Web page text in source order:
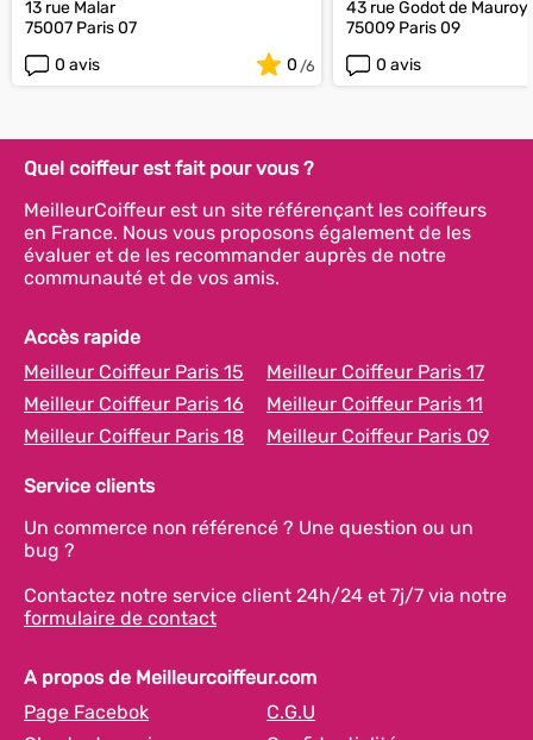
13 rue Malar
75007 Paris 07
0 avis
0
43 rue Godot de Mauroy
75009 Paris 09
0 avis
Quel coiffeur est fait pour vous ?
MeilleurCoiffeur est un site référençant les coiffeurs
en France. Nous vous proposons également de les
évaluer et de les recommander auprès de notre
communauté et de vos amis.
Accès rapide
Meilleur Coiffeur Paris 15
Meilleur Coiffeur Paris 17
Meilleur Coiffeur Paris 16
Meilleur Coiffeur Paris 11
Meilleur Coiffeur Paris 18
Meilleur Coiffeur Paris 09
Service clients
Un commerce non référencé ? Une question ou un
bug ?
Contactez notre service client 24h/24 et 7j/7 via notre
formulaire de contact
A propos de Meilleurcoiffeur.com
Page Facebok
C.G.U